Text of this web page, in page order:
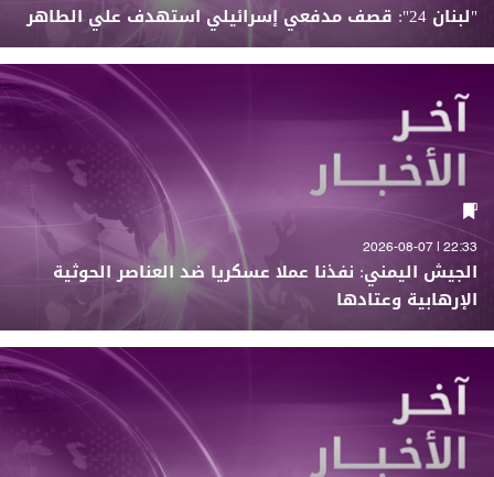
"لبنان 24": قصف مدفعي إسرائيلي استهدف علي الطاهر
22:33 | 2026-08-07
الجيش اليمني: نفذنا عملا عسكريا ضد العناصر الحوثية
الإرهابية وعتادها